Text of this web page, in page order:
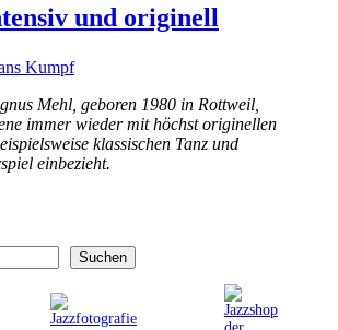
und originell
Kumpf
Mehl, geboren 1980 in Rottweil,
immer wieder mit höchst originellen
klassischen Tanz und
einbezieht.
Suchen